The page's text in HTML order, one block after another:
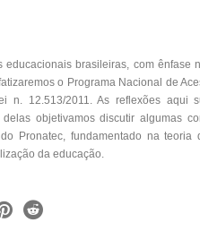
brasileiras, com ênfase
o Programa Nacional de
n. 12.513/2011. As reflexões aqui
objetivamos discutir algumas
Pronatec, fundamentado na
da educação.